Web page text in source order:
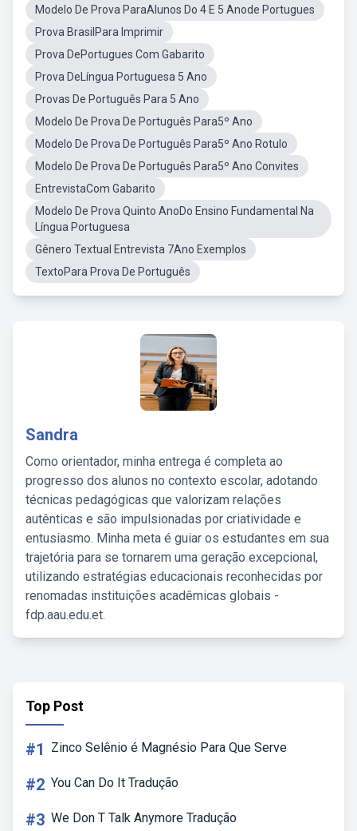
Modelo De Prova ParaAlunos Do 4 E 5 Anode Portugues
Prova BrasilPara Imprimir
Prova DePortugues Com Gabarito
Prova DeLíngua Portuguesa 5 Ano
Provas De Português Para 5 Ano
Modelo De Prova De Português Para5º Ano
Modelo De Prova De Português Para5º Ano Rotulo
Modelo De Prova De Português Para5º Ano Convites
EntrevistaCom Gabarito
Modelo De Prova Quinto AnoDo Ensino Fundamental Na
Língua Portuguesa
Gênero Textual Entrevista 7Ano Exemplos
TextoPara Prova De Português
Sandra
Como orientador, minha entrega é completa ao
progresso dos alunos no contexto escolar, adotando
técnicas pedagógicas que valorizam relações
autênticas e são impulsionadas por criatividade e
entusiasmo. Minha meta é guiar os estudantes em sua
trajetória para se tornarem uma geração excepcional,
utilizando estratégias educacionais reconhecidas por
renomadas instituições acadêmicas globais -
fdp.aau.edu.et.
Top Post
#1 Zinco Selênio é Magnésio Para Que Serve
#2 You Can Do It Tradução
#3 We Don T Talk Anymore Tradução